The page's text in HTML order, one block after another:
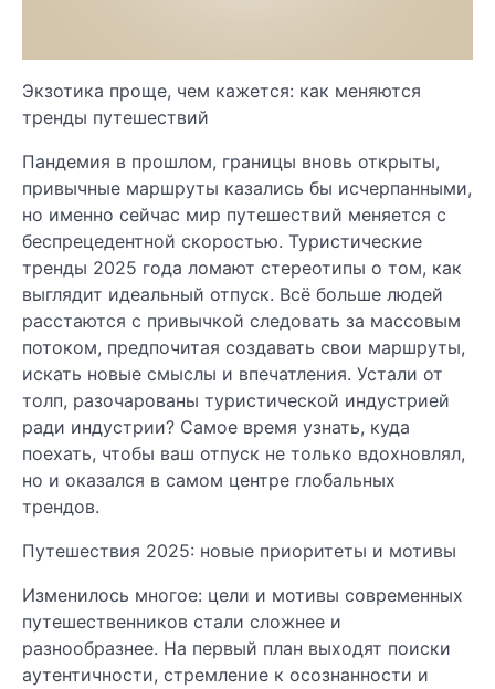
Экзотика проще, чем кажется: как меняются
тренды путешествий
Пандемия в прошлом, границы вновь открыты,
привычные маршруты казались бы исчерпанными,
но именно сейчас мир путешествий меняется с
беспрецедентной скоростью. Туристические
тренды 2025 года ломают стереотипы о том, как
выглядит идеальный отпуск. Всё больше людей
расстаются с привычкой следовать за массовым
потоком, предпочитая создавать свои маршруты,
искать новые смыслы и впечатления. Устали от
толп, разочарованы туристической индустрией
ради индустрии? Самое время узнать, куда
поехать, чтобы ваш отпуск не только вдохновлял,
но и оказался в самом центре глобальных
трендов.
Путешествия 2025: новые приоритеты и мотивы
Изменилось многое: цели и мотивы современных
путешественников стали сложнее и
разнообразнее. На первый план выходят поиски
аутентичности, стремление к осознанности и